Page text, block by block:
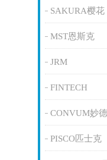
SAKURA樱花
MST恩斯克
JRM
FINTECH
CONVUM妙德
PISCO匹士克